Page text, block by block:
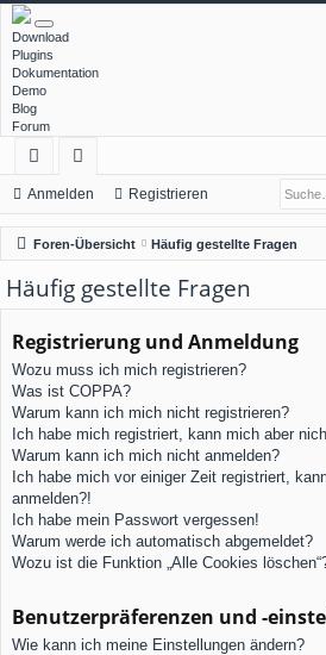
Download
Plugins
Dokumentation
Demo
Blog
Forum
ch
ne
llz
ug
rif
f
or
en
Anmelden Registrieren
Foren-Übersicht Häufig gestellte Fragen
Häufig gestellte Fragen
Registrierung und Anmeldung
Wozu muss ich mich registrieren?
Was ist COPPA?
Warum kann ich mich nicht registrieren?
Ich habe mich registriert, kann mich aber
Warum kann ich mich nicht anmelden?
Ich habe mich vor einiger Zeit registriert,
anmelden?!
Ich habe mein Passwort vergessen!
Warum werde ich automatisch abgemeldet?
Wozu ist die Funktion „Alle Cookies
Benutzerpräferenzen und -
Wie kann ich meine Einstellungen ändern?